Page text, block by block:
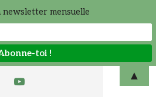
youtube
newsletter mensuelle
▲